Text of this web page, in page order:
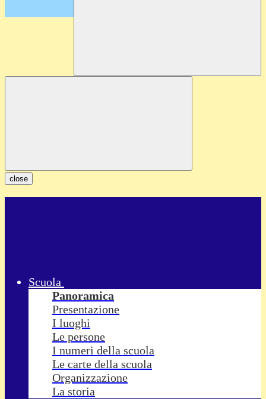
close
Scuola
Panoramica
Presentazione
I luoghi
Le persone
I numeri della scuola
Le carte della scuola
Organizzazione
La storia